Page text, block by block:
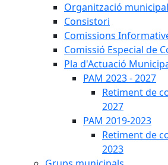
Organització municipal
Consistori
Comissions
Comissió Especial de
Pla d'Actuació
PAM 2023 - 2027
Retiment de
2027
PAM 2019-2023
Retiment de
2023